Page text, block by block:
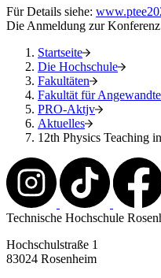
Für Details siehe:
Die Anmeldung zur
Startseite
Die Hochschule
Fakultäten
Fakultät für
PRO-Aktjv
Aktuelles
12th Physics Teaching
Technische Hochschule
Hochschulstraße 1
83024 Rosenheim